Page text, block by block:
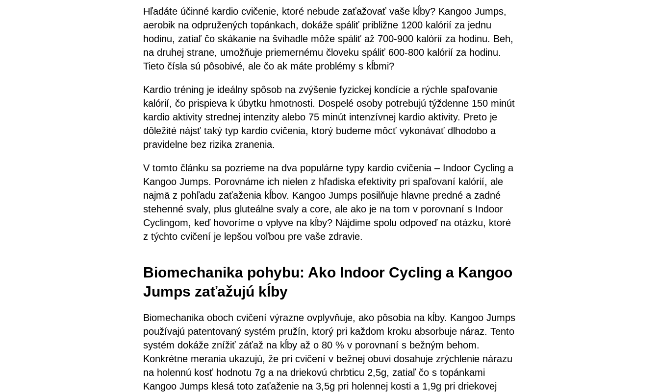
Hľadáte účinné kardio cvičenie, ktoré nebude zaťažovať vaše kĺby? Kangoo Jumps,
aerobik na odpružených topánkach, dokáže spáliť približne 1200 kalórií za jednu
hodinu, zatiaľ čo skákanie na švihadle môže spáliť až 700-900 kalórií za hodinu. Beh,
na druhej strane, umožňuje priemernému človeku spáliť 600-800 kalórií za hodinu.
Tieto čísla sú pôsobivé, ale čo ak máte problémy s kĺbmi?
Kardio tréning je ideálny spôsob na zvýšenie fyzickej kondície a rýchle spaľovanie
kalórií, čo prispieva k úbytku hmotnosti. Dospelé osoby potrebujú týždenne 150 minút
kardio aktivity strednej intenzity alebo 75 minút intenzívnej kardio aktivity. Preto je
dôležité nájsť taký typ kardio cvičenia, ktorý budeme môcť vykonávať dlhodobo a
pravidelne bez rizika zranenia.
V tomto článku sa pozrieme na dva populárne typy kardio cvičenia – Indoor Cycling a
Kangoo Jumps. Porovnáme ich nielen z hľadiska efektivity pri spaľovaní kalórií, ale
najmä z pohľadu zaťaženia kĺbov. Kangoo Jumps posilňuje hlavne predné a zadné
stehenné svaly, plus gluteálne svaly a core, ale ako je na tom v porovnaní s Indoor
Cyclingom, keď hovoríme o vplyve na kĺby? Nájdime spolu odpoveď na otázku, ktoré
z týchto cvičení je lepšou voľbou pre vaše zdravie.
Biomechanika pohybu: Ako Indoor Cycling a Kangoo
Jumps zaťažujú kĺby
Biomechanika oboch cvičení výrazne ovplyvňuje, ako pôsobia na kĺby. Kangoo Jumps
používajú patentovaný systém pružín, ktorý pri každom kroku absorbuje náraz. Tento
systém dokáže znížiť záťaž na kĺby až o 80 % v porovnaní s bežným behom.
Konkrétne merania ukazujú, že pri cvičení v bežnej obuvi dosahuje zrýchlenie nárazu
na holennú kosť hodnotu 7g a na driekovú chrbticu 2,5g, zatiaľ čo s topánkami
Kangoo Jumps klesá toto zaťaženie na 3,5g pri holennej kosti a 1,9g pri driekovej